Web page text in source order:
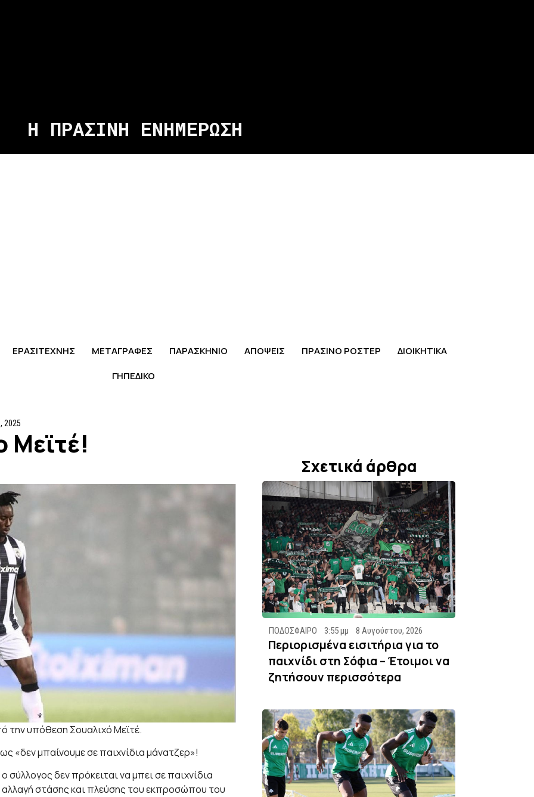
Η ΠΡΑΣΙΝΗ ΕΝΗΜΕΡΩΣΗ
ΕΡΑΣΙΤΕΧΝΗΣ ΜΕΤΑΓΡΑΦΕΣ ΠΑΡΑΣΚΗΝΙΟ ΑΠΟΨΕΙΣ ΠΡΑΣΙΝΟ ΡΟΣΤΕΡ
ΔΙΟΙΚΗΤΙΚΑ
ΓΗΠΕΔΙΚΟ
2025
Μεϊτέ!
την υπόθεση Σουαλιχό Μεϊτέ.
«δεν μπαίνουμε σε παιχνίδια μάνατζερ»!
δεν πρόκειται να μπει σε παιχνίδια
στάσης και πλεύσης του εκπροσώπου του
Σχετικά άρθρα
ΠΟΔΟΣΦΑΙΡΟ 3:55 μμ 8 Αυγούστου, 2026
Περιορισμένα εισιτήρια για το
παιχνίδι στη Σόφια – Έτοιμοι να
ζητήσουν περισσότερα